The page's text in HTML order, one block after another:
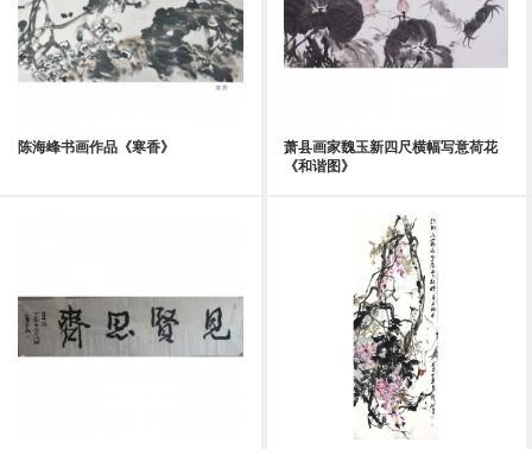
陈海峰书画作品《寒香》
萧县画家魏玉新四尺横幅写意荷花
《和谐图》